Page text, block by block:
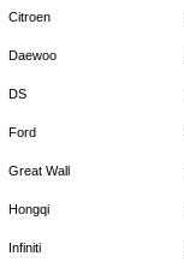
Citroen
Daewoo
DS
Ford
Great Wall
Hongqi
Infiniti